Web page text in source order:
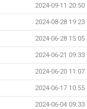
2024-09-11 20:50
2024-08-28 19:23
2024-06-28 15:05
2024-06-21 09:33
2024-06-20 11:07
2024-06-17 10:55
2024-06-04 09:33